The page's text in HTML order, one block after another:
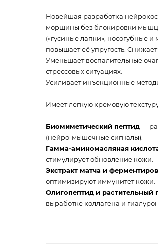
Новейшая разработка
морщины без блокировки
(«гусиные лапки», носогубные
повышает её упругость.
Уменьшает воспалительные
стрессовых ситуациях.
Усиливает инъекционные
Имеет легкую кремовую
Биомиметический пептид—
(нейро-мышечные сигналы).
Гамма-аминомасляная
стимулирует обновление кожи.
Экстракт матча и
оптимизируют иммунитет кожи.
Олигопептид и растительный
выработке коллагена и